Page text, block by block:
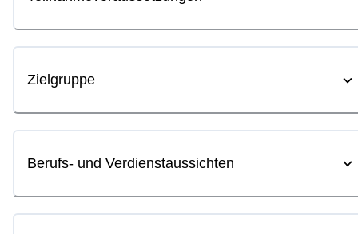
Zielgruppe
Berufs- und Verdienstaussichten